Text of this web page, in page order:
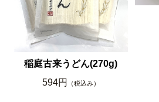
稲庭古来うどん(270g)
594円
（税込み）